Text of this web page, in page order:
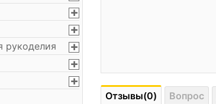
рукоделия
Отзывы(0) Вопрос